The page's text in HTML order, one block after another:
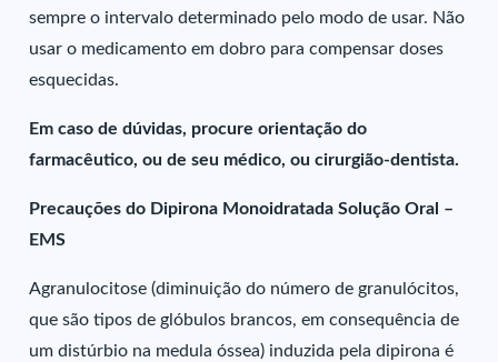
sempre o intervalo determinado pelo modo de usar. Não
usar o medicamento em dobro para compensar doses
esquecidas.
Em caso de dúvidas, procure orientação do
farmacêutico, ou de seu médico, ou cirurgião-dentista.
Precauções do Dipirona Monoidratada Solução Oral –
EMS
Agranulocitose (diminuição do número de granulócitos,
que são tipos de glóbulos brancos, em consequência de
um distúrbio na medula óssea) induzida pela dipirona é